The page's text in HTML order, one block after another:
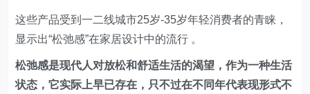
这些产品受到一二线城市25岁-35岁年轻消费者的青睐，
显示出“松弛感”在家居设计中的流行 。
松弛感是现代人对放松和舒适生活的渴望，作为一种生活
状态，它实际上早已存在，只不过在不同年代表现形式不